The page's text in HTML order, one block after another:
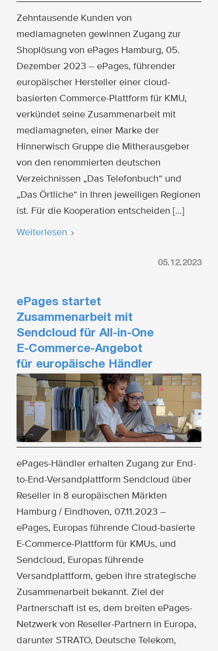
Zehntausende Kunden von
mediamagneten gewinnen Zugang zur
Shoplösung von ePages Hamburg, 05.
Dezember 2023 – ePages, führender
europäischer Hersteller einer cloud-
basierten Commerce-Plattform für KMU,
verkündet seine Zusammenarbeit mit
mediamagneten, einer Marke der
Hinnerwisch Gruppe die Mitherausgeber
von den renommierten deutschen
Verzeichnissen „Das Telefonbuch“ und
„Das Örtliche“ in Ihren jeweiligen Regionen
ist. Für die Kooperation entscheiden […]
Weiterlesen
05.12.2023
ePages startet
Zusammenarbeit mit
Sendcloud für All-in-One
E-Commerce-Angebot
für europäische Händler
ePages-Händler erhalten Zugang zur End-
to-End-Versandplattform Sendcloud über
Reseller in 8 europäischen Märkten
Hamburg / Eindhoven, 07.11.2023 –
ePages, Europas führende Cloud-basierte
E-Commerce-Plattform für KMUs, und
Sendcloud, Europas führende
Versandplattform, geben ihre strategische
Zusammenarbeit bekannt. Ziel der
Partnerschaft ist es, dem breiten ePages-
Netzwerk von Reseller-Partnern in Europa,
darunter STRATO, Deutsche Telekom,